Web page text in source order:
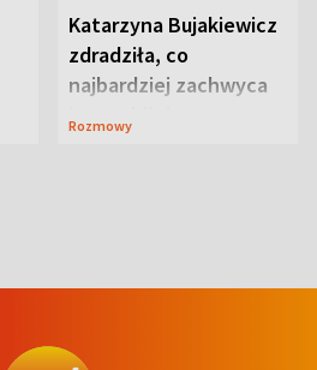
Katarzyna Bujakiewicz
zdradziła, co
najbardziej zachwyca
ją w Lublinie
Rozmowy